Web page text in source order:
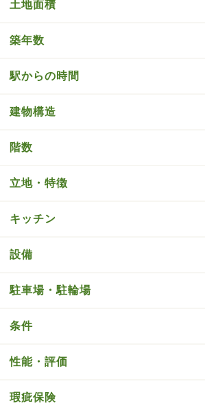
土地面積
築年数
駅からの時間
建物構造
階数
立地・特徴
キッチン
設備
駐車場・駐輪場
条件
性能・評価
瑕疵保険